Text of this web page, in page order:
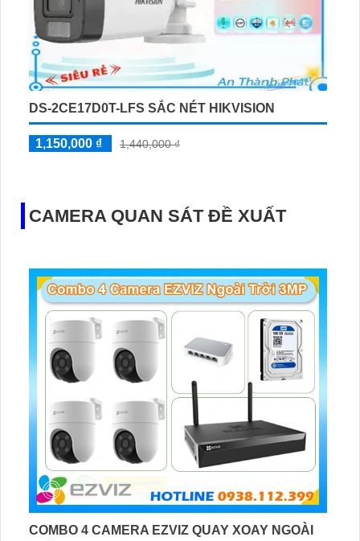
DS-2CE17D0T-LFS SẮC NÉT HIKVISION
1,150,000 ₫ 1,440,000 ₫
CAMERA QUAN SÁT ĐỀ XUẤT
COMBO 4 CAMERA EZVIZ QUAY XOAY NGOÀI